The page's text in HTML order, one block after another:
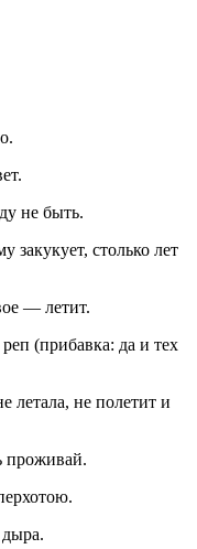
не быть.
закукует, столько лет
— летит.
(прибавка: да и тех
летала, не полетит и
проживай.